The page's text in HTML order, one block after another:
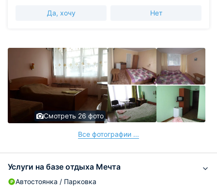
Да, хочу Нет
Смотреть 26 фото
Все фотографии ...
Услуги на базе отдыха Мечта
Автостоянка / Парковка